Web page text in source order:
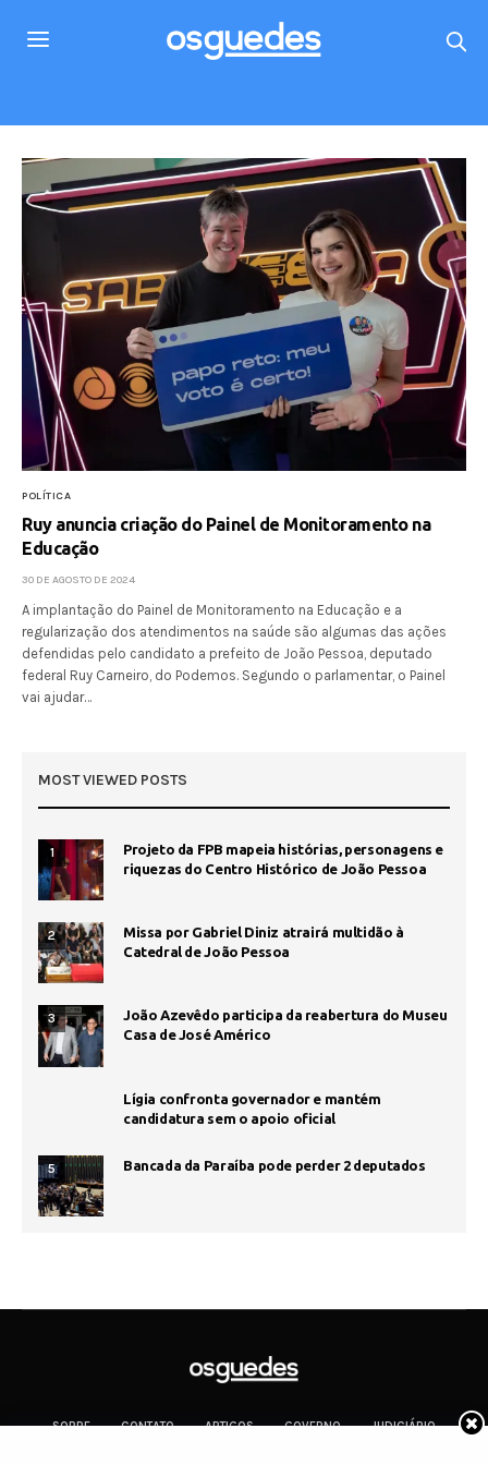
POLÍTICA
Ruy anuncia criação do Painel de Monitoramento na
Educação
30 DE AGOSTO DE 2024
A implantação do Painel de Monitoramento na Educação e a
regularização dos atendimentos na saúde são algumas das ações
defendidas pelo candidato a prefeito de João Pessoa, deputado
federal Ruy Carneiro, do Podemos. Segundo o parlamentar, o Painel
vai ajudar…
MOST VIEWED POSTS
1
Projeto da FPB mapeia histórias, personagens e
riquezas do Centro Histórico de João Pessoa
2
Missa por Gabriel Diniz atrairá multidão à
Catedral de João Pessoa
3
João Azevêdo participa da reabertura do Museu
Casa de José Américo
Lígia confronta governador e mantém
candidatura sem o apoio oficial
5 Bancada da Paraíba pode perder 2 deputados
SOBRE CONTATO ARTIGOS GOVERNO
JUDICIÁRIO